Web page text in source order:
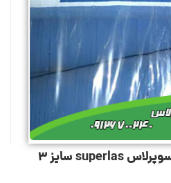
شیلنگ مواد غذایی سوپرلاس superlas سایز 3